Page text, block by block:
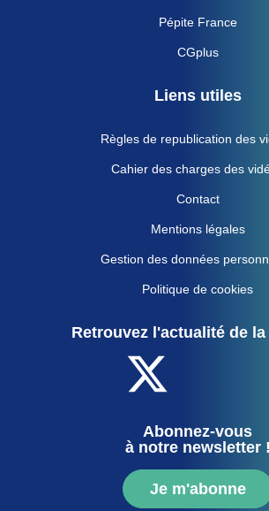
Pépite France
CGplus
Liens utiles
Règles de republication des
Cahier des charges des
Contact
Mentions légales
Gestion des données
Politique de cookies
Retrouvez l'actualité de la
Abonnez-vous
à notre newsletter !
Je m'abonne